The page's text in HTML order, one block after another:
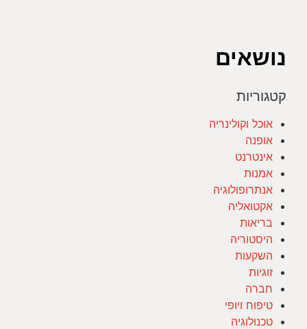
נושאים
קטגוריות
אוכל וקולינריה
אופנה
אינטרנט
אמנות
אנתרופולוגיה
אקטואליה
בריאות
היסטוריה
השקעות
זוגיות
חברה
טיפוח ויופי
טכנולוגיה